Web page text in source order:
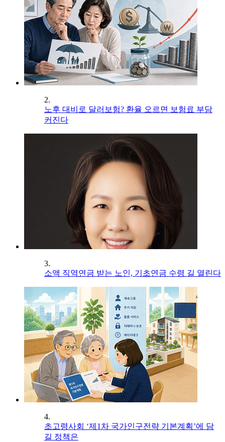
2.
노후 대비로 달러보험? 환율 오르면 보험료 부담
커진다
3.
소액 직역연금 받는 노인, 기초연금 수령 길 열린다
4.
초고령사회 ‘제1차 국가인구전략 기본계획’에 담
길 정책은